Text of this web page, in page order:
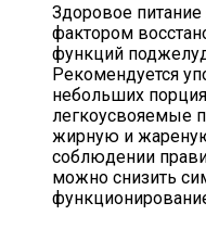
Здоровое
фактором
функций
Рекомендуется
небольших
легкоусвояемые
жирную и
соблюдении
можно снизить